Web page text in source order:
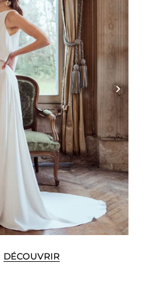
DÉCOUVRIR